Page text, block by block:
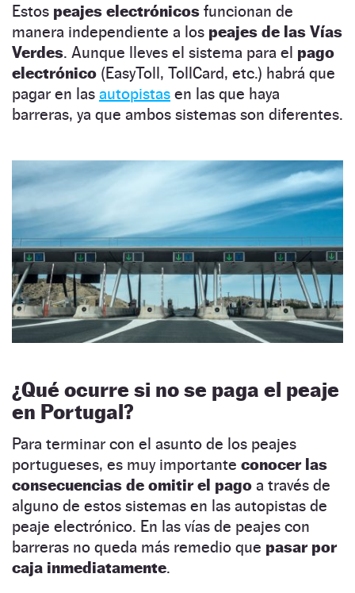
Estos peajes electrónicos funcionan de
manera independiente a los peajes de las Vías
Verdes. Aunque lleves el sistema para el pago
electrónico (EasyToll, TollCard, etc.) habrá que
pagar en las autopistas en las que haya
barreras, ya que ambos sistemas son diferentes.
¿Qué ocurre si no se paga el peaje
en Portugal?
Para terminar con el asunto de los peajes
portugueses, es muy importante conocer las
consecuencias de omitir el pago a través de
alguno de estos sistemas en las autopistas de
peaje electrónico. En las vías de peajes con
barreras no queda más remedio que pasar por
caja inmediatamente.